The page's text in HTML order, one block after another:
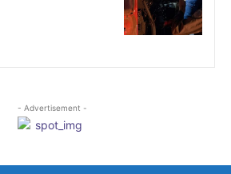
- Advertisement -